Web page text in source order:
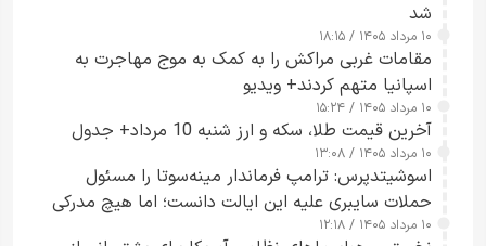
شد
۱۰ مرداد ۱۴۰۵ / ۱۸:۱۵
مقامات غربی مراکش را به کمک به موج مهاجرت به
اسپانیا متهم کردند+ ویدیو
۱۰ مرداد ۱۴۰۵ / ۱۵:۲۴
آخرین قیمت طلا، سکه و ارز شنبه 10 مرداد+ جدول
۱۰ مرداد ۱۴۰۵ / ۱۳:۰۸
اسوشیتدپرس: ترامپ فرماندار مینه‌سوتا را مسئول
حملات سایبری علیه این ایالت دانست؛ اما هیچ مدرکی
ارائه نکرد
۱۰ مرداد ۱۴۰۵ / ۱۲:۱۸